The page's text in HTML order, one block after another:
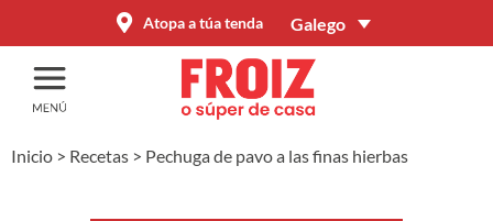
Atopa a túa tenda Galego
Inicio > Recetas > Pechuga de pavo a las finas hierbas